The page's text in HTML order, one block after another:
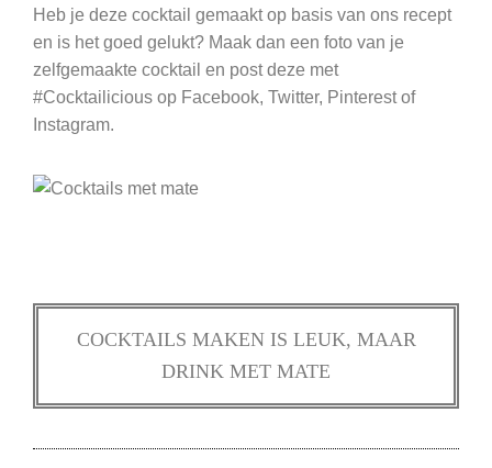
Heb je deze cocktail gemaakt op basis van ons recept
en is het goed gelukt? Maak dan een foto van je
zelfgemaakte cocktail en post deze met
#Cocktailicious op Facebook, Twitter, Pinterest of
Instagram.
COCKTAILS MAKEN IS LEUK, MAAR
DRINK MET MATE